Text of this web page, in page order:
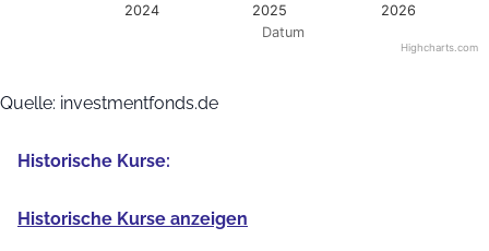
Datum
2024 2025 2026
Highcharts.com
Quelle: investmentfonds.de
Historische Kurse:
Historische Kurse anzeigen